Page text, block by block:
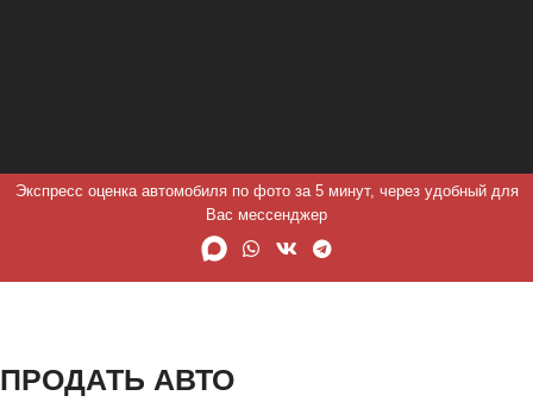
Экспресс оценка автомобиля по фото за 5 минут, через удобный для
Вас мессенджер
ПРОДАТЬ АВТО